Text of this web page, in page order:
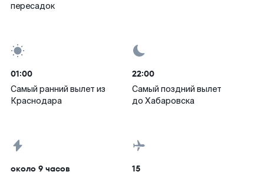
пересадок
01:00
Самый ранний вылет из
Краснодара
22:00
Самый поздний вылет
до Хабаровска
около 9 часов 15